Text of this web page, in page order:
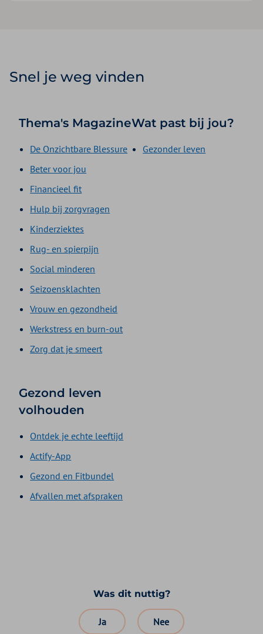
Snel je weg vinden
Thema's Magazine
De Onzichtbare Blessure
Beter voor jou
Financieel fit
Hulp bij zorgvragen
Kinderziektes
Rug- en spierpijn
Social minderen
Seizoensklachten
Vrouw en gezondheid
Werkstress en burn-out
Zorg dat je smeert
Wat past bij jou?
Gezonder leven
Gezond leven
volhouden
Ontdek je echte leeftijd
Actify-App
Gezond en Fitbundel
Afvallen met afspraken
Was dit nuttig?
Ja Nee